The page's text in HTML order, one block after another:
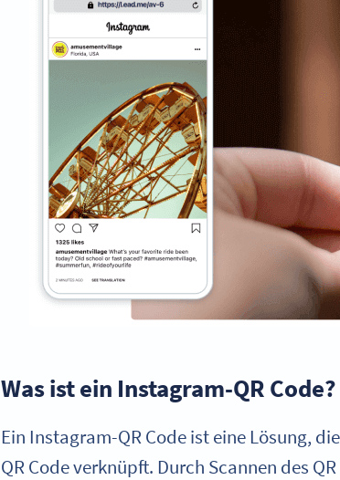
Was ist ein Instagram-QR Code?
Ein Instagram-QR Code ist eine Lösung,
QR Code verknüpft. Durch Scannen des